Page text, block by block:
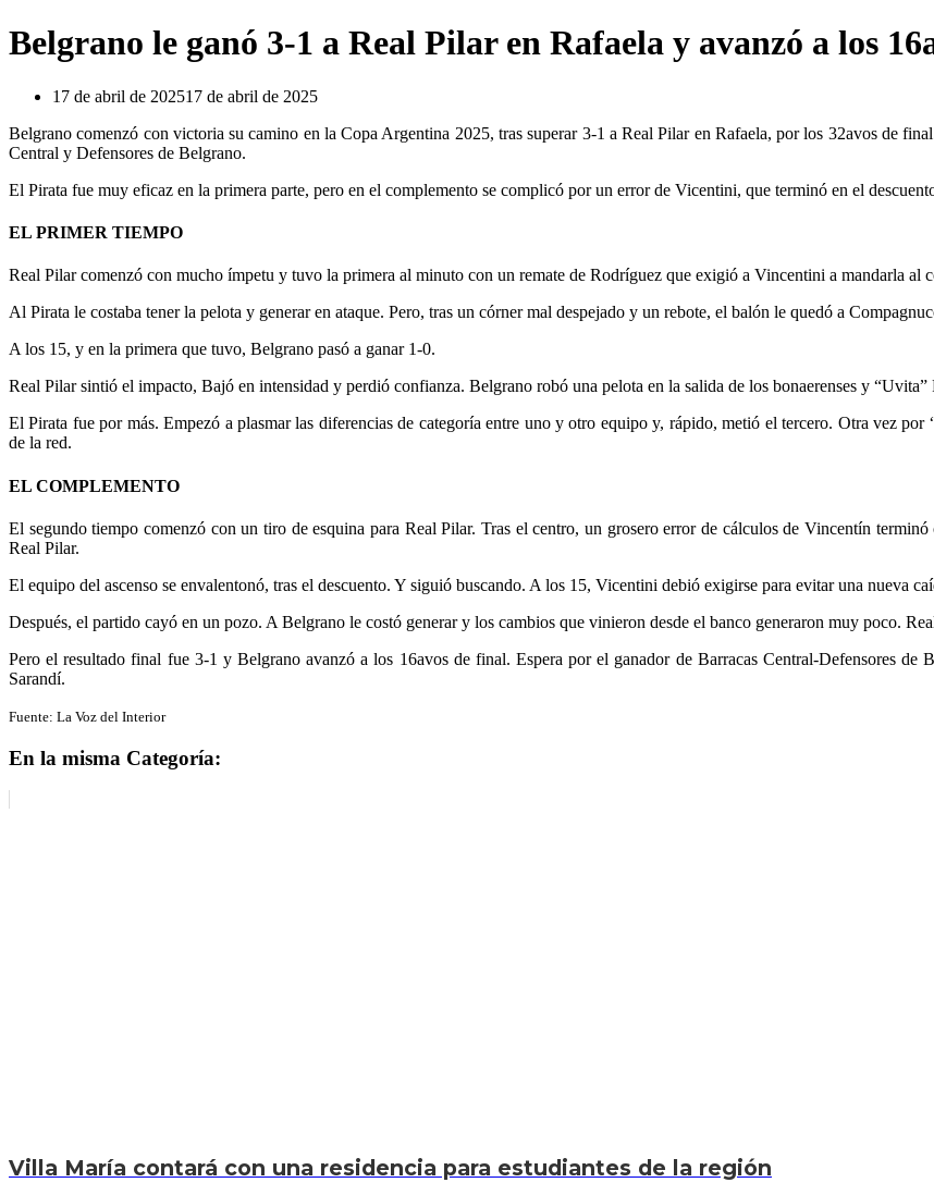
Belgrano le ganó 3-1 a Real Pilar en Rafaela y avanzó a los
17 de abril de 202517 de abril de 2025
Belgrano comenzó con victoria su camino en la Copa Argentina 2025, tras superar 3-1 a Real Pilar en Rafaela, por los 32avos de
Central y Defensores de Belgrano.
El Pirata fue muy eficaz en la primera parte, pero en el complemento se complicó por un error de Vicentini, que terminó en el
EL PRIMER TIEMPO
Real Pilar comenzó con mucho ímpetu y tuvo la primera al minuto con un remate de Rodríguez que exigió a Vincentini a mandarla al
Al Pirata le costaba tener la pelota y generar en ataque. Pero, tras un córner mal despejado y un rebote, el balón le quedó a
A los 15, y en la primera que tuvo, Belgrano pasó a ganar 1-0.
Real Pilar sintió el impacto, Bajó en intensidad y perdió confianza. Belgrano robó una pelota en la salida de los bonaerenses y
El Pirata fue por más. Empezó a plasmar las diferencias de categoría entre uno y otro equipo y, rápido, metió el tercero. Otra vez
de la red.
EL COMPLEMENTO
El segundo tiempo comenzó con un tiro de esquina para Real Pilar. Tras el centro, un grosero error de cálculos de Vincentín
Real Pilar.
El equipo del ascenso se envalentonó, tras el descuento. Y siguió buscando. A los 15, Vicentini debió exigirse para evitar una nueva
Después, el partido cayó en un pozo. A Belgrano le costó generar y los cambios que vinieron desde el banco generaron muy poco.
Pero el resultado final fue 3-1 y Belgrano avanzó a los 16avos de final. Espera por el ganador de Barracas Central-Defensores de
Sarandí.
Fuente: La Voz del Interior
En la misma Categoría:
Villa María contará con una residencia para estudiantes de la región